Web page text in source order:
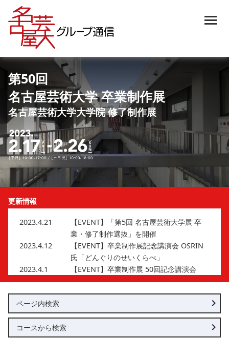
第50回
名古屋芸術大学 卒業制作展
名古屋芸術大学大学院 修了制作展
更新情報
2023.4.21
【EVENT】「第5回 名古屋芸術大学展 卒
業・修了制作選抜」を開催
2023.4.12
【EVENT】卒業制作展記念講演会 OSRIN
氏「どんぐりのせいくらべ」
2023.4.1
【EVENT】卒業制作展 50回記念講演会
千住博氏「学生の皆さんに伝えたいこと／
創造の現場より」を開催
2023.3.17
2023.3.14
【EVENT】名芸卒業生トークイベント「私
ページ内検索
コースから検索